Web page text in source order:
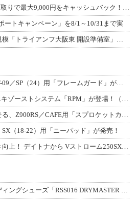
B+COM 最新モデル購入・下取りで最大9,000円をキャッシュバック！「B+F
ートキャンペーン」を8/1～10/31まで実
【トライアンフ】関西最大規模「トライアンフ大阪東 開設準備室」がオープン！ 限定
マジカルレーシングから MT-09／SP（24）用「フレームガード」が登場！
RPM から ホンダ GROM用エキゾーストシステム「RPM」が登場！（動画あり
カスタムスプロケットを見せる、Z900RS／CAFE用「スプロケットカバーフルキ
（18-22）用「ニーパッド」が発売！
ゲル素材入りで快適＆足つき向上！ デイトナから Vストローム250SX用「快適ロ
アールエスタイチの新ライディングシューズ「RSS016 DRYMASTER スト